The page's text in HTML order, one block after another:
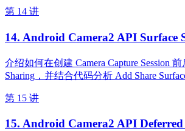
第 14 讲
14. Android Camera2 API Surface
介绍如何在创建 Camera Capture Session
Sharing，并结合代码分析 Add Share
第 15 讲
15. Android Camera2 API